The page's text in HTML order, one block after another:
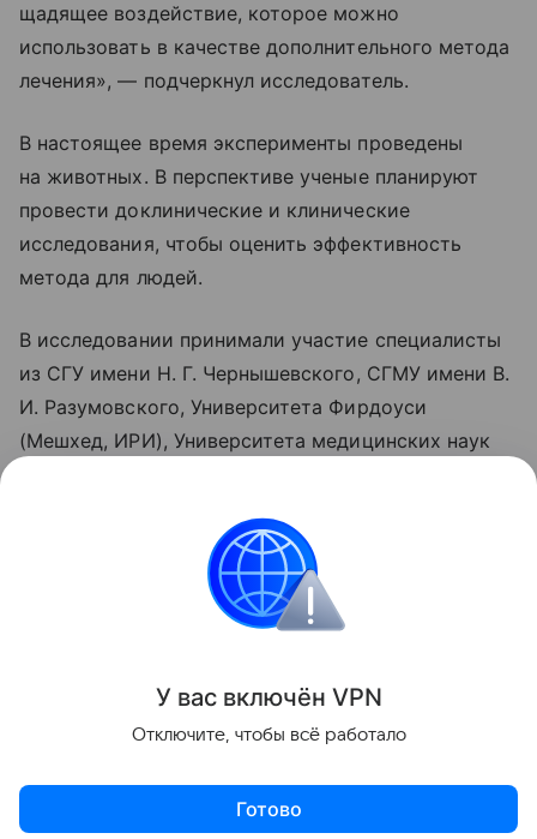
щадящее воздействие, которое можно
использовать в качестве дополнительного метода
лечения», — подчеркнул исследователь.
В настоящее время эксперименты проведены
на животных. В перспективе ученые планируют
провести доклинические и клинические
исследования, чтобы оценить эффективность
метода для людей.
В исследовании принимали участие специалисты
из СГУ имени Н. Г. Чернышевского, СГМУ имени В.
И. Разумовского, Университета Фирдоуси
(Мешхед, ИРИ), Университета медицинских наук
Саратовского научного центра РАН.
Поделиться
У вас включён VPN
Отключите, чтобы всё работало
Готово